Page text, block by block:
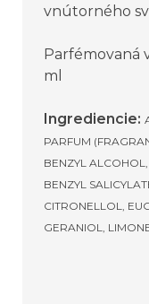
vnútorného
Parfémovaná
ml
Ingrediencie:
PARFUM
BENZYL
BENZYL
CITRONELLOL,
GERANIOL,